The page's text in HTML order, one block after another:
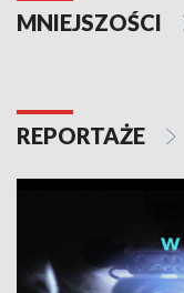
MNIEJSZOŚCI
REPORTAŻE